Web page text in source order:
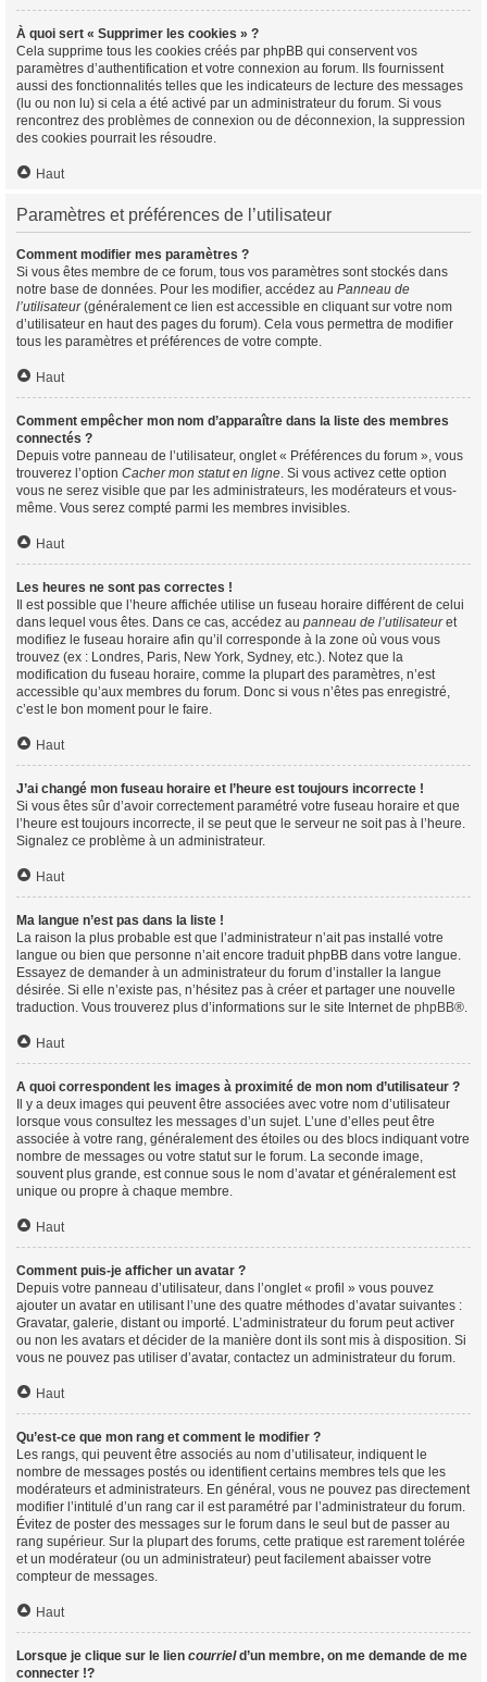
À quoi sert « Supprimer les cookies » ?
Cela supprime tous les cookies créés par phpBB qui conservent vos
paramètres d’authentification et votre connexion au forum. Ils fournissent
aussi des fonctionnalités telles que les indicateurs de lecture des messages
(lu ou non lu) si cela a été activé par un administrateur du forum. Si vous
rencontrez des problèmes de connexion ou de déconnexion, la suppression
des cookies pourrait les résoudre.
Haut
Paramètres et préférences de l’utilisateur
Comment modifier mes paramètres ?
Si vous êtes membre de ce forum, tous vos paramètres sont stockés dans
notre base de données. Pour les modifier, accédez au Panneau de
l’utilisateur(généralement ce lien est accessible en cliquant sur votre nom
d’utilisateur en haut des pages du forum). Cela vous permettra de modifier
tous les paramètres et préférences de votre compte.
Haut
Comment empêcher mon nom d’apparaître dans la liste des membres
connectés ?
Depuis votre panneau de l’utilisateur, onglet « Préférences du forum », vous
trouverez l’option Cacher mon statut en ligne. Si vous activez cette option
vous ne serez visible que par les administrateurs, les modérateurs et vous-
même. Vous serez compté parmi les membres invisibles.
Haut
Les heures ne sont pas correctes !
Il est possible que l’heure affichée utilise un fuseau horaire différent de celui
dans lequel vous êtes. Dans ce cas, accédez au panneau de l’utilisateuret
modifiez le fuseau horaire afin qu’il corresponde à la zone où vous vous
trouvez (ex : Londres, Paris, New York, Sydney, etc.). Notez que la
modification du fuseau horaire, comme la plupart des paramètres, n’est
accessible qu’aux membres du forum. Donc si vous n’êtes pas enregistré,
c’est le bon moment pour le faire.
Haut
J’ai changé mon fuseau horaire et l’heure est toujours incorrecte !
Si vous êtes sûr d’avoir correctement paramétré votre fuseau horaire et que
l’heure est toujours incorrecte, il se peut que le serveur ne soit pas à l’heure.
Signalez ce problème à un administrateur.
Haut
Ma langue n’est pas dans la liste !
La raison la plus probable est que l’administrateur n’ait pas installé votre
langue ou bien que personne n’ait encore traduit phpBB dans votre langue.
Essayez de demander à un administrateur du forum d’installer la langue
désirée. Si elle n’existe pas, n’hésitez pas à créer et partager une nouvelle
traduction. Vous trouverez plus d’informations sur le site Internet de phpBB®.
Haut
A quoi correspondent les images à proximité de mon nom d’utilisateur ?
Il y a deux images qui peuvent être associées avec votre nom d’utilisateur
lorsque vous consultez les messages d’un sujet. L’une d’elles peut être
associée à votre rang, généralement des étoiles ou des blocs indiquant votre
nombre de messages ou votre statut sur le forum. La seconde image,
souvent plus grande, est connue sous le nom d’avatar et généralement est
unique ou propre à chaque membre.
Haut
Comment puis-je afficher un avatar ?
Depuis votre panneau d’utilisateur, dans l’onglet « profil » vous pouvez
ajouter un avatar en utilisant l’une des quatre méthodes d’avatar suivantes :
Gravatar, galerie, distant ou importé. L’administrateur du forum peut activer
ou non les avatars et décider de la manière dont ils sont mis à disposition. Si
vous ne pouvez pas utiliser d’avatar, contactez un administrateur du forum.
Haut
Qu’est-ce que mon rang et comment le modifier ?
Les rangs, qui peuvent être associés au nom d’utilisateur, indiquent le
nombre de messages postés ou identifient certains membres tels que les
modérateurs et administrateurs. En général, vous ne pouvez pas directement
modifier l’intitulé d’un rang car il est paramétré par l’administrateur du forum.
Évitez de poster des messages sur le forum dans le seul but de passer au
rang supérieur. Sur la plupart des forums, cette pratique est rarement tolérée
et un modérateur (ou un administrateur) peut facilement abaisser votre
compteur de messages.
Haut
Lorsque je clique sur le lien courrield’un membre, on me demande de me
connecter !?